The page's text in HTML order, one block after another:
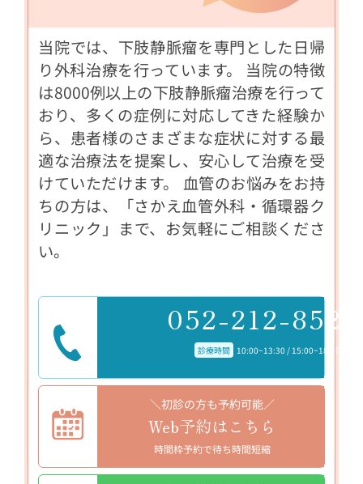
当院では、下肢静脈瘤を専門とした日帰
り外科治療を行っています。 当院の特徴
は8000例以上の下肢静脈瘤治療を行って
おり、多くの症例に対応してきた経験か
ら、患者様のさまざまな症状に対する最
適な治療法を提案し、安心して治療を受
けていただけます。 血管のお悩みをお持
ちの方は、「さかえ血管外科・循環器ク
リニック」まで、お気軽にご相談くださ
い。
052-212-8523
診療時間 10:00~13:30 / 15:00~18:30
＼初診の方も予約可能／
Web予約はこちら
時間枠予約で待ち時間短縮